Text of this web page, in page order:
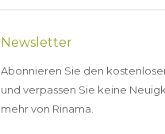
Newsletter
Abonnieren Sie den
und verpassen Sie keine
mehr von Rinama.